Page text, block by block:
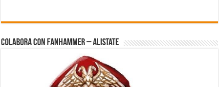
Colabora con FanHammer – Alistate